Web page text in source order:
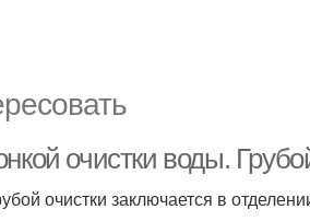
очистки воды.
очистки заключается в